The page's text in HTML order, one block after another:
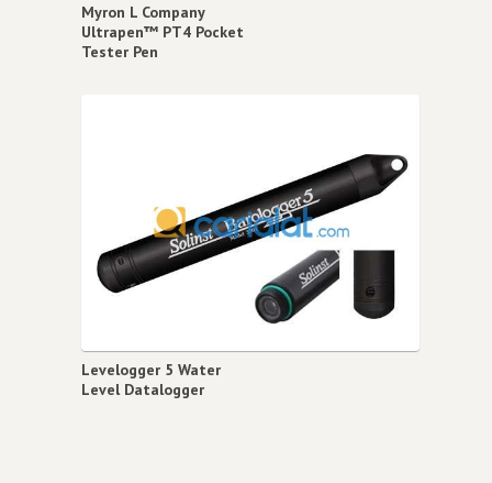
Myron L Company
Ultrapen™ PT4 Pocket
Tester Pen
Levelogger 5 Water
Level Datalogger